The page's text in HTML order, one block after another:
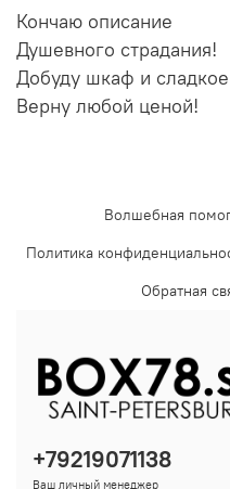
Кончаю описание
Душевного страдания!
Добуду шкаф и сладкое
Верну любой ценой!
Волшебная
Политика
Обратная
+79219071138
Ваш личный менеджер